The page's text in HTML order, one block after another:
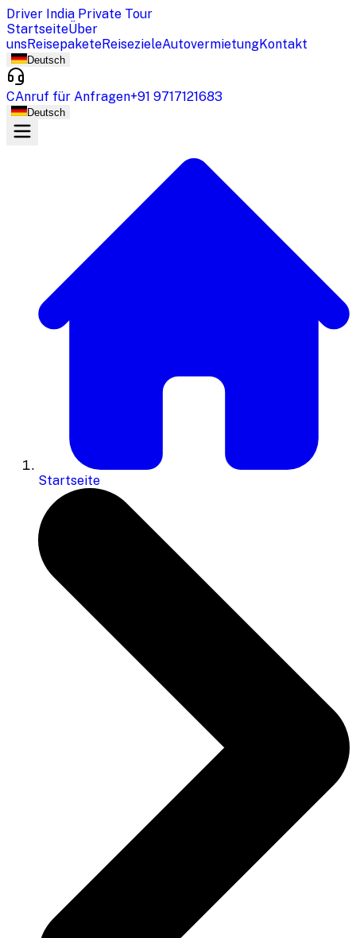
Driver India Private Tour
StartseiteÜber
unsReisepaketeReisezieleAutovermietungKontakt
Deutsch
CAnruf für Anfragen+91 9717121683
Deutsch
Startseite